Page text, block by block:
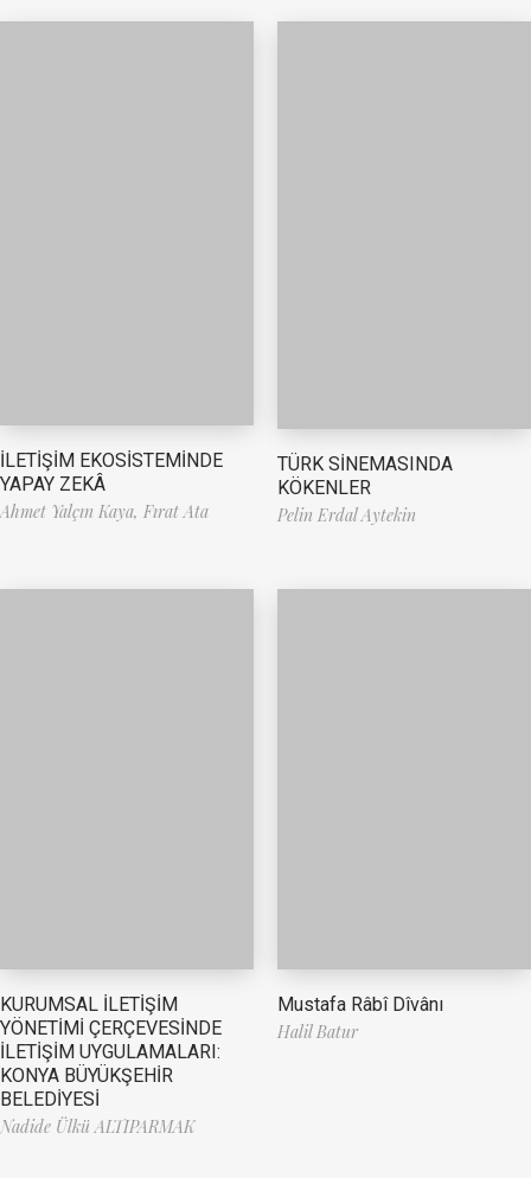
İLETİŞİM EKOSİSTEMİNDE
YAPAY ZEKÂ
Ahmet Yalçın Kaya, Fırat Ata
TÜRK SİNEMASINDA
KÖKENLER
Pelin Erdal Aytekin
KURUMSAL İLETİŞİM
YÖNETİMİ ÇERÇEVESİNDE
İLETİŞİM UYGULAMALARI:
KONYA BÜYÜKŞEHİR
BELEDİYESİ
Nadide Ülkü ALTIPARMAK
Mustafa Râbî Dîvânı
Halil Batur